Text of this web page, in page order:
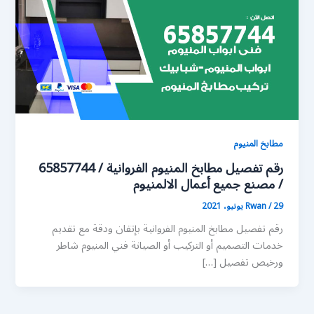
مطابخ المنيوم
رقم تفصيل مطابخ المنيوم الفروانية / 65857744
/ مصنع جميع أعمال الالمنيوم
Rwan/29 يونيو، 2021
رقم تفصيل مطابخ المنيوم الفروانية بإتقان ودقة مع تقديم
خدمات التصميم أو التركيب أو الصيانة فني المنيوم شاطر
ورخيص تفصيل […]